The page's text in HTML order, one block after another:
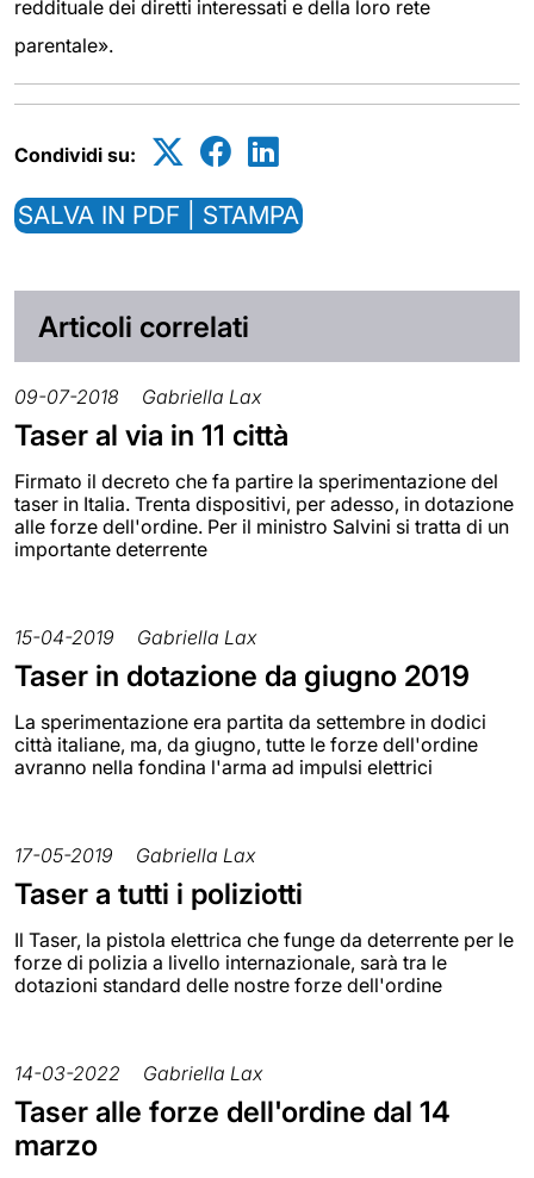
reddituale dei diretti interessati e della loro rete
parentale».
Condividi su:
SALVA IN PDF | STAMPA
Articoli correlati
09-07-2018 Gabriella Lax
Taser al via in 11 città
Firmato il decreto che fa partire la sperimentazione del
taser in Italia. Trenta dispositivi, per adesso, in dotazione
alle forze dell'ordine. Per il ministro Salvini si tratta di un
importante deterrente
15-04-2019 Gabriella Lax
Taser in dotazione da giugno 2019
La sperimentazione era partita da settembre in dodici
città italiane, ma, da giugno, tutte le forze dell'ordine
avranno nella fondina l'arma ad impulsi elettrici
17-05-2019 Gabriella Lax
Taser a tutti i poliziotti
Il Taser, la pistola elettrica che funge da deterrente per le
forze di polizia a livello internazionale, sarà tra le
dotazioni standard delle nostre forze dell'ordine
14-03-2022 Gabriella Lax
Taser alle forze dell'ordine dal 14
marzo